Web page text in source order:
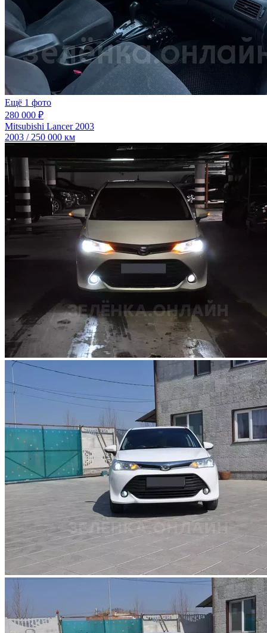
Ещё 1 фото
280 000 ₽
Mitsubishi Lancer 2003
2003 / 250 000 км